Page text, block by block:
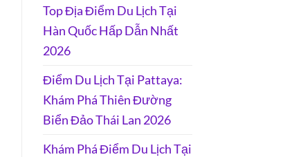
Top Địa Điểm Du Lịch Tại
Hàn Quốc Hấp Dẫn Nhất
2026
Điểm Du Lịch Tại Pattaya:
Khám Phá Thiên Đường
Biển Đảo Thái Lan 2026
Khám Phá Điểm Du Lịch Tại